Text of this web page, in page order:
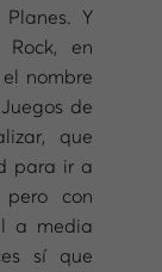
Y
en
nombre
de
que
para ir a
con
a media
sí que